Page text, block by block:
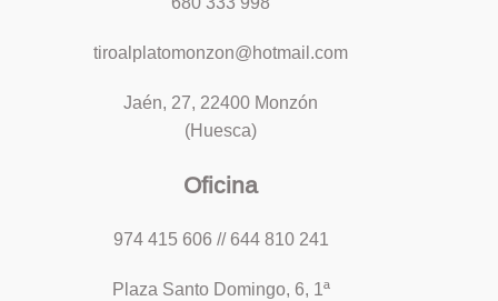
tiroalplatomonzon@hotmail.com
Jaén, 27, 22400 Monzón
(Huesca)
Oficina
974 415 606 // 644 810 241
Plaza Santo Domingo, 6, 1ª